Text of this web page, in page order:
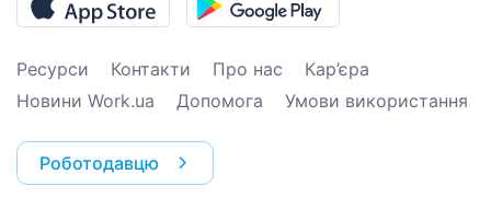
Ресурси Контакти Про нас
Кар’єра
Новини Work.ua
Допомога Умови використання
Роботодавцю